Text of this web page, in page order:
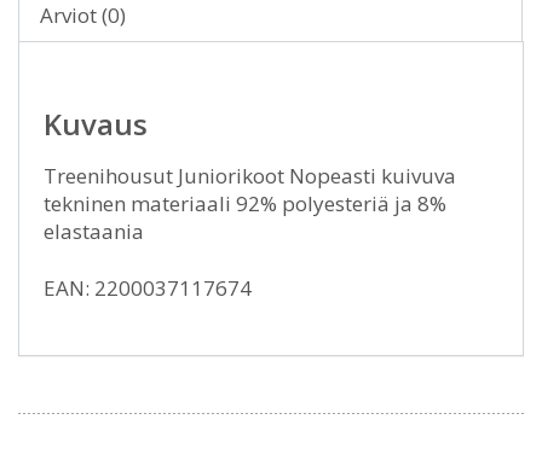
Arviot (0)
Kuvaus
Treenihousut Juniorikoot Nopeasti kuivuva
tekninen materiaali 92% polyesteriä ja 8%
elastaania
EAN: 2200037117674